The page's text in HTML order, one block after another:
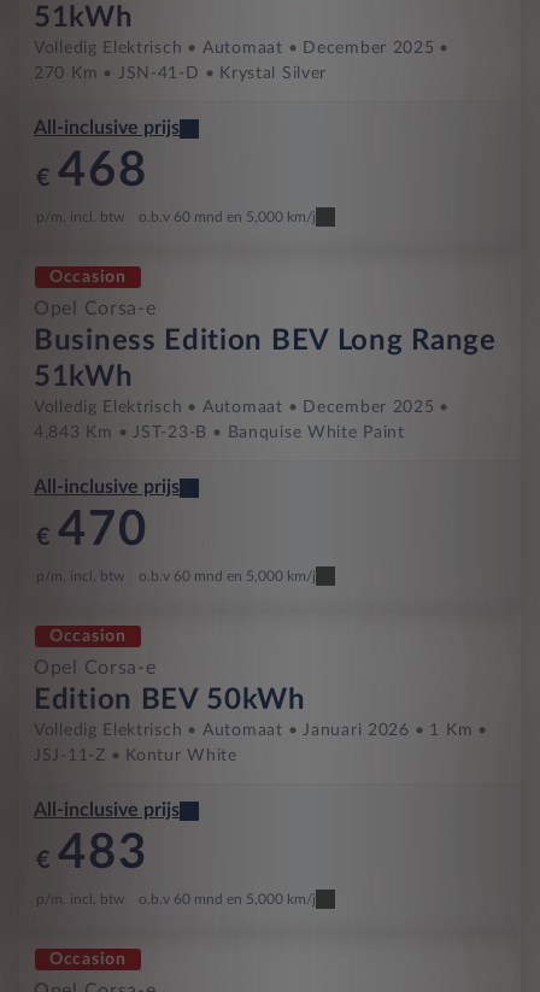
51kWh
Volledig Elektrisch Automaat
December 2025
270 Km
JSN-41-D Krystal Silver
All-inclusive prijs
€ 468
p/m. incl. btw o.b.v 60 mnd en 5,000 km/j
Occasion
Opel Corsa-e
Business Edition BEV Long Range
51kWh
Volledig Elektrisch Automaat
December 2025
4,843 Km
JST-23-B Banquise White Paint
All-inclusive prijs
€ 470
p/m. incl. btw o.b.v 60 mnd en 5,000 km/j
Occasion
Opel Corsa-e
Edition BEV 50kWh
Volledig Elektrisch Automaat Januari 2026
1 Km
JSJ-11-Z
Kontur White
All-inclusive prijs
€ 483
p/m. incl. btw o.b.v 60 mnd en 5,000 km/j
Occasion